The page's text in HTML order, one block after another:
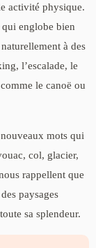
activité physique.
englobe bien
à des
l’escalade, le
le canoë ou
mots qui
col, glacier,
rappellent que
paysages
sa splendeur.